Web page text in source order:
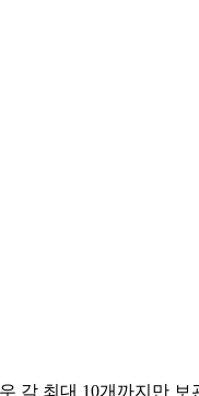
각 최대 10개까지만